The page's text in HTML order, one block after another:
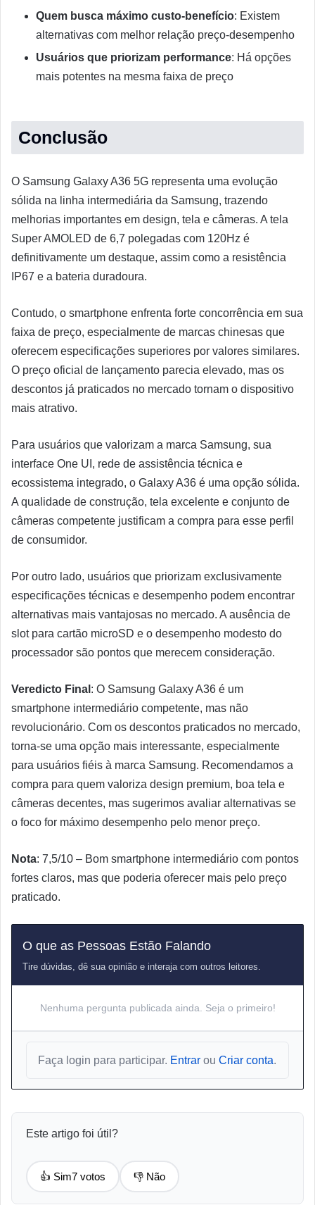
Quem busca máximo custo-benefício: Existem
alternativas com melhor relação preço-desempenho
Usuários que priorizam performance: Há opções
mais potentes na mesma faixa de preço
Conclusão
O Samsung Galaxy A36 5G representa uma evolução
sólida na linha intermediária da Samsung, trazendo
melhorias importantes em design, tela e câmeras. A tela
Super AMOLED de 6,7 polegadas com 120Hz é
definitivamente um destaque, assim como a resistência
IP67 e a bateria duradoura.
Contudo, o smartphone enfrenta forte concorrência em sua
faixa de preço, especialmente de marcas chinesas que
oferecem especificações superiores por valores similares.
O preço oficial de lançamento parecia elevado, mas os
descontos já praticados no mercado tornam o dispositivo
mais atrativo.
Para usuários que valorizam a marca Samsung, sua
interface One UI, rede de assistência técnica e
ecossistema integrado, o Galaxy A36 é uma opção sólida.
A qualidade de construção, tela excelente e conjunto de
câmeras competente justificam a compra para esse perfil
de consumidor.
Por outro lado, usuários que priorizam exclusivamente
especificações técnicas e desempenho podem encontrar
alternativas mais vantajosas no mercado. A ausência de
slot para cartão microSD e o desempenho modesto do
processador são pontos que merecem consideração.
Veredicto Final : O Samsung Galaxy A36 é um
smartphone intermediário competente, mas não
revolucionário. Com os descontos praticados no mercado,
torna-se uma opção mais interessante, especialmente
para usuários fiéis à marca Samsung. Recomendamos a
compra para quem valoriza design premium, boa tela e
câmeras decentes, mas sugerimos avaliar alternativas se
o foco for máximo desempenho pelo menor preço.
Nota: 7,5/10 – Bom smartphone intermediário com pontos
fortes claros, mas que poderia oferecer mais pelo preço
praticado.
O que as Pessoas Estão Falando
Tire dúvidas, dê sua opinião e interaja com outros leitores.
Nenhuma pergunta publicada ainda. Seja o primeiro!
Faça login para participar. Entrar ou Criar conta.
Este artigo foi útil?
👍 Sim7 votos 👎 Não